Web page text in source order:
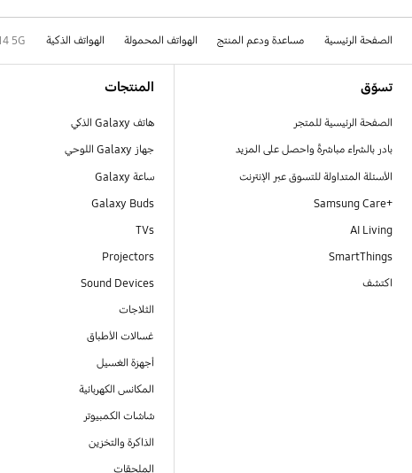
الصفحة الرئيسية مساعدة ودعم المنتج الهواتف المحمولة الهواتف الذكية 5G
تسوّق
الصفحة الرئيسية للمتجر
بادر بالشراء مباشرةً واحصل على المزيد
الأسئلة المتداولة للتسوق عبر الإنترنت
+Samsung Care
AI Living
SmartThings
اكتشف
المنتجات
هاتف Galaxy الذكي
جهاز Galaxy اللوحي
ساعة Galaxy
Galaxy Buds
TVs
Projectors
Sound Devices
الثلاجات
غسالات الأطباق
أجهزة الغسيل
المكانس الكهربائية
شاشات الكمبيوتر
الذاكرة والتخزين
الملحقات